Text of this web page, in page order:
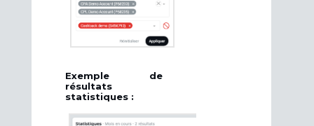
Exemple de
résultats
statistiques :